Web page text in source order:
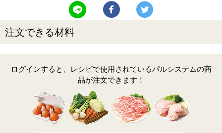
LINEで送る Facebookでシェアする
注文できる材料
ログインすると、レシピで使用されているパルシステムの商
品が注文できます！